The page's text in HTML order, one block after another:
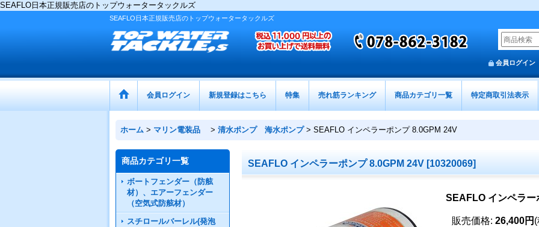
SEAFLO日本正規販売店のトップウォータータックルズ
SEAFLO日本正規販売店のトップウォータータックルズ
会員ログイン
会員ログイン 新規登録はこちら 特集 売れ筋ランキング 商品カテゴリ一覧 特定商取引法表示
ホーム > マリン電装品 > 清水ポンプ 海水ポンプ > SEAFLO インペラーポンプ 8.0GPM 24V
商品カテゴリ一覧
ボートフェンダー（防舷
材）、エアーフェンダー
（空気式防舷材）
スチロールバーレル(発泡
SEAFLO インペラーポンプ 8.0GPM 24V [10320069]
SEAFLO インペラー
販売価格: 26,400円